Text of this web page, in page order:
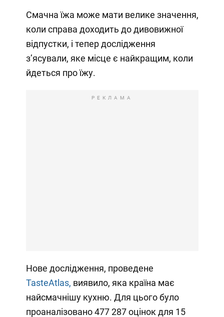
Смачна їжа може мати велике значення,
коли справа доходить до дивовижної
відпустки, і тепер дослідження
з’ясували, яке місце є найкращим, коли
йдеться про їжу.
РЕКЛАМА
Нове дослідження, проведене
TasteAtlas, виявило, яка країна має
найсмачнішу кухню. Для цього було
проаналізовано 477 287 оцінок для 15